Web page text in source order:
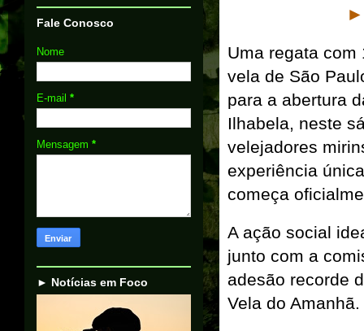
►
Uma regata
vela de São
para a abertura
Ilhabela, neste
velejadores
experiência
começa
A ação social
junto com a
adesão recorde
Vela do Amanhã.
Fale Conosco
Nome
E-mail *
Mensagem *
► Notícias em Foco